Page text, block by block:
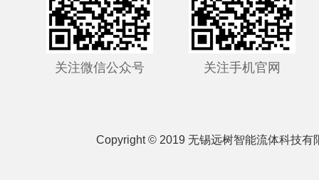
关注微信公众号 关注手机官网
Copyright © 2019 无锡远树智能流体科技